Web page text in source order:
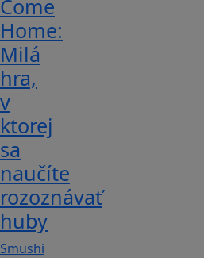
Come
Home:
Milá
hra,
v
ktorej
sa
naučíte
rozoznávať
huby
Smushi